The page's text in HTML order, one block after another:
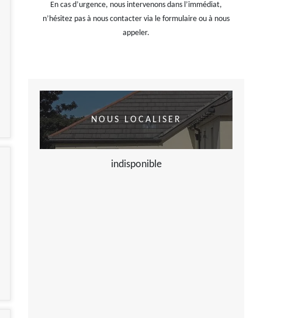
En cas d’urgence, nous intervenons dans l’immédiat,
n’hésitez pas à nous contacter via le formulaire ou à nous
appeler.
NOUS LOCALISER
indisponible